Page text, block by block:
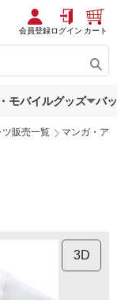
会員登録ログイン カート
モバイルグッズ バ
ツ販売一覧 マンガ・ア
3D